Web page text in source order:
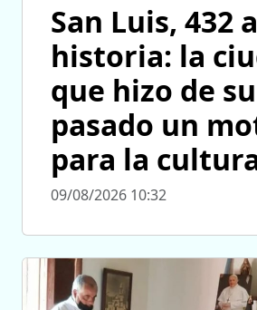
San Luis, 432
historia: la
que hizo de su
pasado un
para la
09/08/2026 10:32